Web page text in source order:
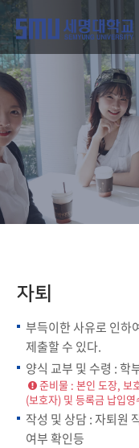
자퇴
부득이한 사유로 인하
제출할 수 있다.
양식 교부 및 수령 : 학
준비물 : 본인 도장, 보
(보호자) 및 등록금 납입
작성 및 상담 : 자퇴원
여부 확인등